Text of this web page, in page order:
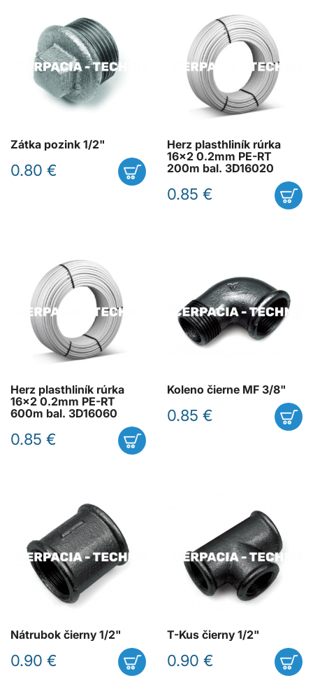
Zátka pozink 1/2"
0.80 €
Herz plasthliník rúrka
16x2 0.2mm PE-RT
200m bal. 3D16020
0.85 €
Herz plasthliník rúrka
16x2 0.2mm PE-RT
600m bal. 3D16060
0.85 €
Koleno čierne MF 3/8"
0.85 €
Nátrubok čierny 1/2"
0.90 €
T-Kus čierny 1/2"
0.90 €